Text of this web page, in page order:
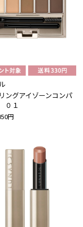
ングアイゾーンコンパ
０１
円